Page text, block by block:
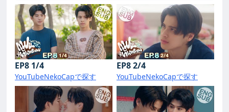
EP8 1/4
YouTubeNekoCapで探す
EP8 2/4
YouTubeNekoCapで探す